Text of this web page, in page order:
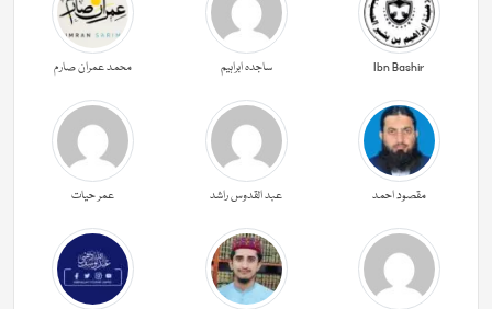
Ibn Bashir ساجدہ ابراہیم محمد عمران صارم
مقصود احمد عبد القدوس راشد عمر حیات